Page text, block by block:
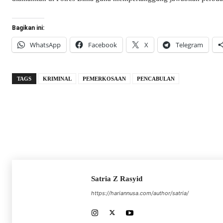
Bagikan ini:
WhatsApp Facebook X Telegram
TAGS KRIMINAL PEMERKOSAAN PENCABULAN
Satria Z Rasyid
https://hariannusa.com/author/satria/